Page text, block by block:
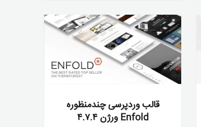
قالب وردپرسی چندمنظوره
Enfold ورژن ۴.۷.۴